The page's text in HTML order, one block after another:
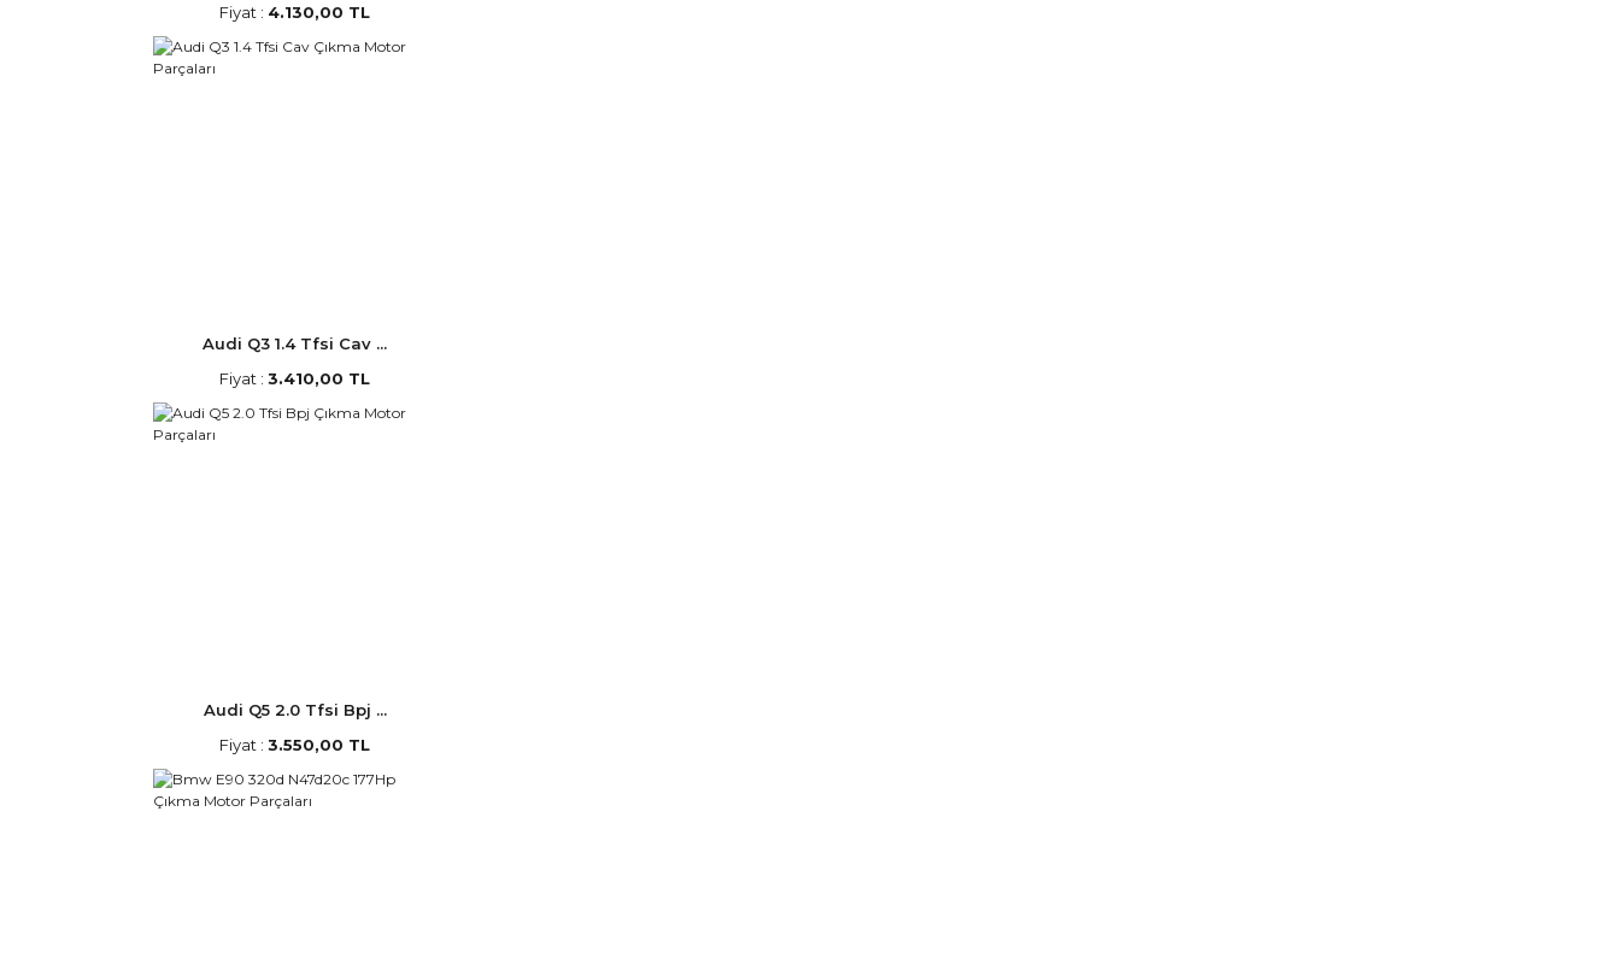
Fiyat : 4.130,00 TL
Audi Q3 1.4 Tfsi Cav ...
Fiyat : 3.410,00 TL
Audi Q5 2.0 Tfsi Bpj ...
Fiyat : 3.550,00 TL